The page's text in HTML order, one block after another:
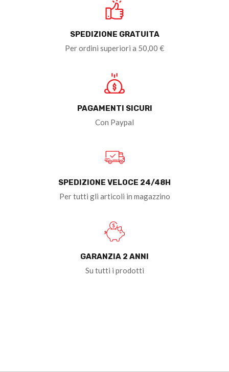
SPEDIZIONE GRATUITA
Per ordini superiori a 50,00 €
PAGAMENTI SICURI
Con Paypal
SPEDIZIONE VELOCE 24/48H
Per tutti gli articoli in magazzino
GARANZIA 2 ANNI
Su tutti i prodotti